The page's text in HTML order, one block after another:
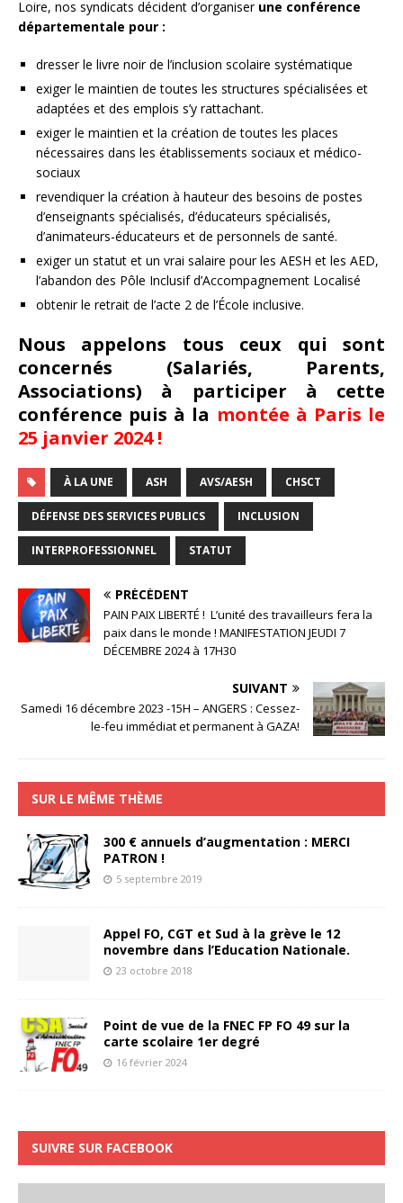
Loire, nos syndicats décident d’organiserune conférence
départementale pour :
dresser le livre noir de l’inclusion scolaire systématique
exiger le maintien de toutes les structures spécialisées et
adaptées et des emplois s’y rattachant.
exiger le maintien et la création de toutes les places
nécessaires dans les établissements sociaux et médico-
sociaux
revendiquer la création à hauteur des besoins de postes
d’enseignants spécialisés, d’éducateurs spécialisés,
d’animateurs-éducateurs et de personnels de santé.
exiger un statut et un vrai salaire pour les AESH et les AED,
l’abandon des Pôle Inclusif d’Accompagnement Localisé
obtenir le retrait de l’acte 2 de l’École inclusive.
Nous appelons tous ceux qui sont
concernés (Salariés, Parents,
Associations) à participer à cette
conférence puis à la montée à Paris le
25 janvier 2024 !
À LA UNE ASH AVS/AESH CHSCT
DÉFENSE DES SERVICES PUBLICS INCLUSION
INTERPROFESSIONNEL STATUT
PRÉCÉDENT
PAIN PAIX LIBERTÉ ! L’unité des travailleurs fera la
paix dans le monde ! MANIFESTATION JEUDI 7
DÉCEMBRE 2024 à 17H30
SUIVANT
Samedi 16 décembre 2023 -15H – ANGERS : Cessez-
le-feu immédiat et permanent à GAZA!
SUR LE MÊME THÈME
300 € annuels d’augmentation : MERCI
PATRON !
5 septembre 2019
Appel FO, CGT et Sud à la grève le 12
novembre dans l’Education Nationale.
23 octobre 2018
Point de vue de la FNEC FP FO 49 sur la
carte scolaire 1er degré
16 février 2024
SUIVRE SUR FACEBOOK